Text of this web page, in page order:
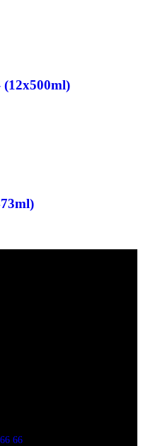
(12x500ml)
66